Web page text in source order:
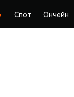
Спот Ончейн